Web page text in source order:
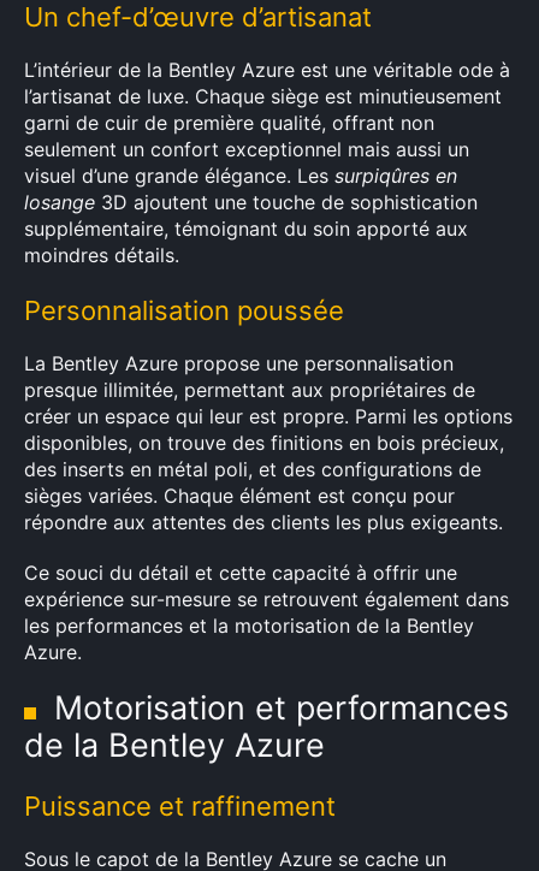
Un chef-d’œuvre d’artisanat
L’intérieur de la Bentley Azure est une véritable ode à
l’artisanat de luxe. Chaque siège est minutieusement
garni de cuir de première qualité, offrant non
seulement un confort exceptionnel mais aussi un
visuel d’une grande élégance. Les surpiqûres en
losange 3D ajoutent une touche de sophistication
supplémentaire, témoignant du soin apporté aux
moindres détails.
Personnalisation poussée
La Bentley Azure propose une personnalisation
presque illimitée, permettant aux propriétaires de
créer un espace qui leur est propre. Parmi les options
disponibles, on trouve des finitions en bois précieux,
des inserts en métal poli, et des configurations de
sièges variées. Chaque élément est conçu pour
répondre aux attentes des clients les plus exigeants.
Ce souci du détail et cette capacité à offrir une
expérience sur-mesure se retrouvent également dans
les performances et la motorisation de la Bentley
Azure.
Motorisation et performances
de la Bentley Azure
Puissance et raffinement
Sous le capot de la Bentley Azure se cache un